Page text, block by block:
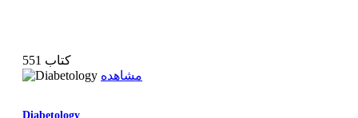
551 کتاب
مشاهده
Diabetology